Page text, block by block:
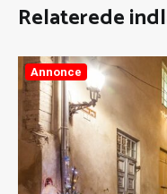
Relaterede
Annonce